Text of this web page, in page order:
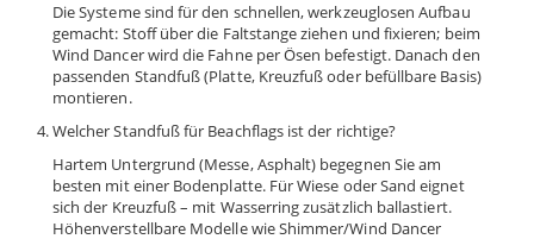
Die Systeme sind für den schnellen, werkzeuglosen Aufbau
gemacht: Stoff über die Faltstange ziehen und fixieren; beim
Wind Dancer wird die Fahne per Ösen befestigt. Danach den
passenden Standfuß (Platte, Kreuzfuß oder befüllbare Basis)
montieren.
Welcher Standfuß für Beachflags ist der richtige?
Hartem Untergrund (Messe, Asphalt) begegnen Sie am
besten mit einer Bodenplatte. Für Wiese oder Sand eignet
sich der Kreuzfuß – mit Wasserring zusätzlich ballastiert.
Höhenverstellbare Modelle wie Shimmer/Wind Dancer